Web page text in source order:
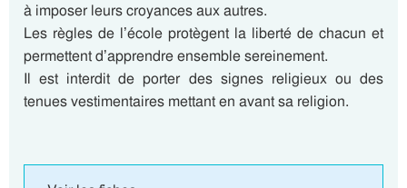
à imposer leurs croyances aux autres.
Les règles de l’école protègent la liberté de chacun et
permettent d’apprendre ensemble sereinement.
Il est interdit de porter des signes religieux ou des
tenues vestimentaires mettant en avant sa religion.